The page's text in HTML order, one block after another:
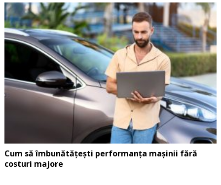
Cum să îmbunătățești performanța mașinii fără
costuri majore